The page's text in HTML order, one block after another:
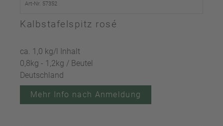
Art-Nr. 57352
Kalbstafelspitz rosé
ca. 1,0 kg/l Inhalt
0,8kg - 1,2kg / Beutel
Deutschland
Mehr Info nach Anmeldung